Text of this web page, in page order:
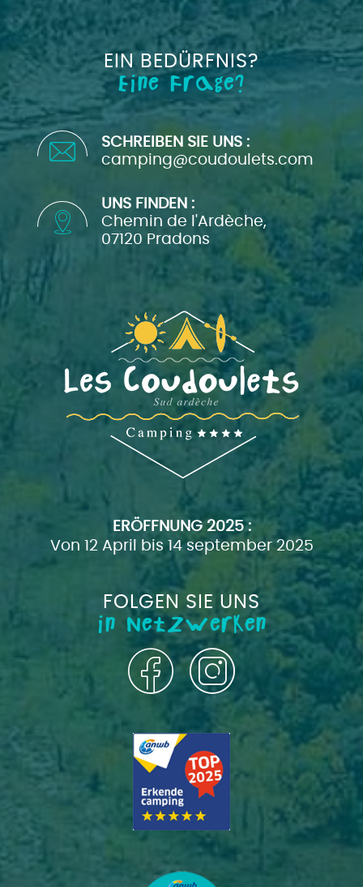
EIN BEDÜRFNIS?
Eine Frage?
SCHREIBEN SIE UNS :
camping@coudoulets.com
UNS FINDEN :
Chemin de l'Ardèche,
07120 Pradons
ERÖFFNUNG 2025 :
Von 12 April bis 14 september 2025
FOLGEN SIE UNS
in Netzwerken